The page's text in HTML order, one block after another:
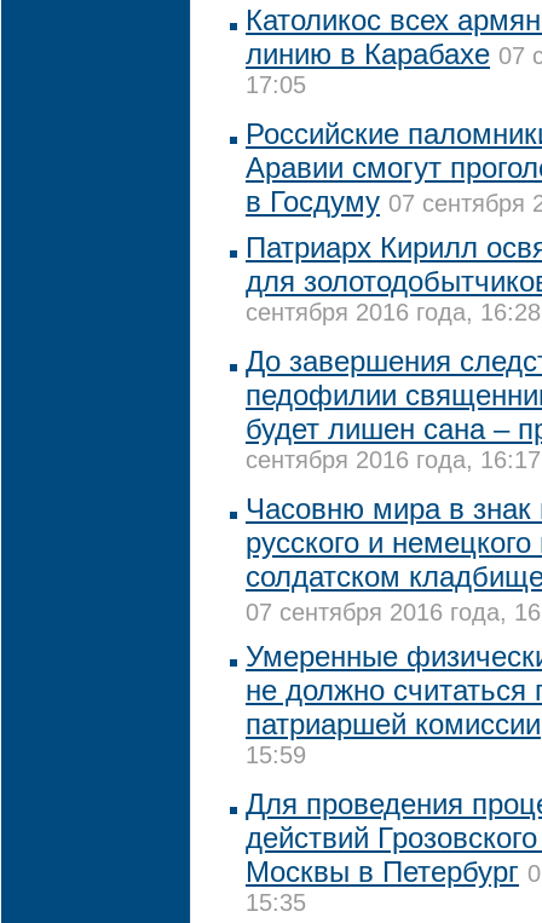
Католикос всех
линию в Карабахе 07
17:05
Российские
Аравии смогут
в Госдуму 07 сентября
Патриарх Кирилл
для
сентября 2016 года, 16:28
До завершения
педофилии
будет лишен сана –
сентября 2016 года, 16:17
Часовню мира в знак
русского и
солдатском
07 сентября 2016 года,
Умеренные
не должно
патриаршей комиссии
15:59
Для проведения
действий
Москвы в Петербург
15:35